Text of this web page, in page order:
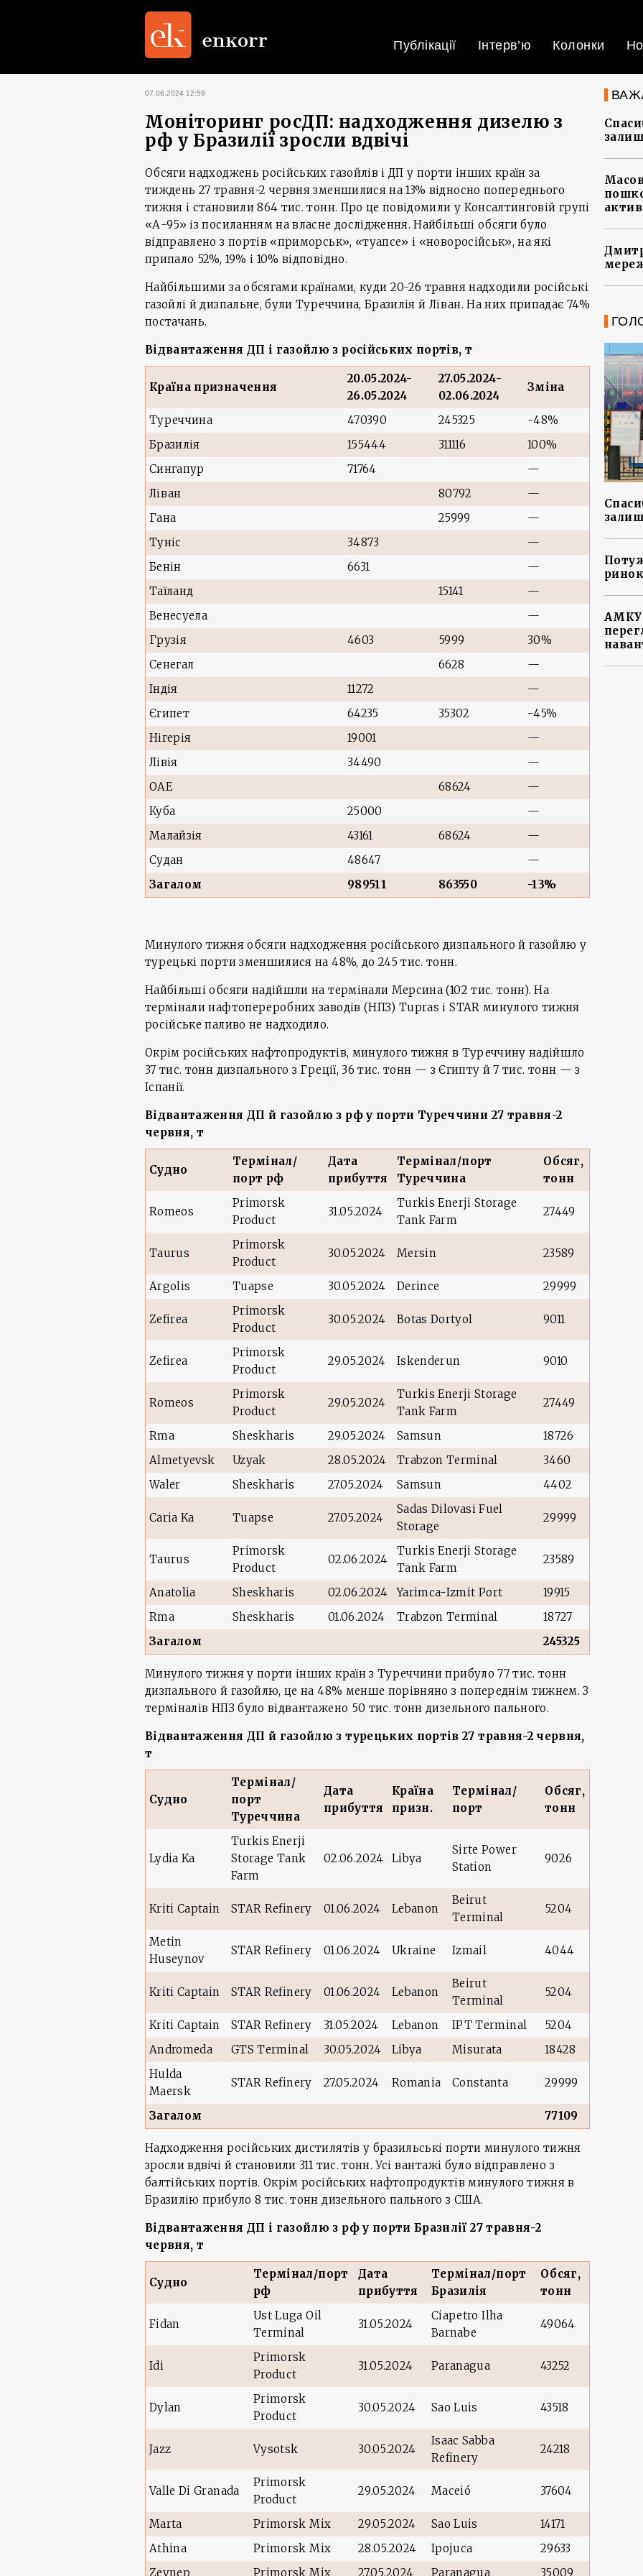
Публікації Інтерв’ю Колонки
07.06.2024 12:59
Моніторинг росДП: надходження дизелю з
рф у Бразилії зросли вдвічі
Обсяги надходжень російських газойлів і ДП у порти інших країн за
тиждень 27 травня-2 червня зменшилися на 13% відносно попереднього
тижня і становили 864 тис. тонн. Про це повідомили у Консалтинговій групі
«А-95» із посиланням на власне дослідження. Найбільші обсяги було
відправлено з портів «приморськ», «туапсе» і «новоросійськ», на які
припало 52%, 19% і 10% відповідно.
Найбільшими за обсягами країнами, куди 20-26 травня надходили російські
газойлі й дизпальне, були Туреччина, Бразилія й Ліван. На них припадає 74%
постачань.
Відвантаження ДП і газойлю з російських портів, т
Країна призначення
20.05.2024-
26.05.2024
27.05.2024-
02.06.2024
Зміна
Туреччина 470390 245325
-48%
Бразилія
155444 311116
100%
Сингапур
71764
—
Ліван
80792
—
Гана
25999
—
Туніс
34873
—
Бенін
6631
—
Таїланд
15141
—
Венесуела
—
Грузія
4603 5999
30%
Сенегал
6628
—
Індія
11272
—
Єгипет
64235 35302
-45%
Нігерія
19001
—
Лівія
34490
—
ОАЕ
68624
—
Куба
25000
—
Малайзія
43161 68624
—
Судан
48647
—
Загалом
989511 863550 -13%
Минулого тижня обсяги надходження російського дизпального й газойлю у
турецькі порти зменшилися на 48%, до 245 тис. тонн.
Найбільші обсяги надійшли на термінали Мерсина (102 тис. тонн). На
термінали нафтопереробних заводів (НПЗ) Tupras і STAR минулого тижня
російське паливо не надходило.
Окрім російських нафтопродуктів, минулого тижня в Туреччину надійшло
37 тис. тонн дизпального з Греції, 36 тис. тонн — з Єгипту й 7 тис. тонн — з
Іспанії.
Відвантаження ДП й газойлю з рф у порти Туреччини 27 травня-2
червня, т
Судно
Термінал/
порт рф
Дата
прибуття
Термінал/порт
Туреччина
Обсяг,
тонн
Romeos
Primorsk
Product
31.05.2024
Turkis Enerji Storage
Tank Farm
27449
Taurus
Primorsk
Product
30.05.2024 Mersin 23589
Argolis Tuapse 30.05.2024 Derince 29999
Zefirea
Primorsk
Product
30.05.2024 Botas Dortyol 9011
Zefirea
Primorsk
Product
29.05.2024 Iskenderun 9010
Romeos
Primorsk
Product
29.05.2024
Turkis Enerji Storage
Tank Farm
27449
Rma Sheskharis 29.05.2024 Samsun
18726
Almetyevsk
Uzyak 28.05.2024 Trabzon Terminal
3460
Waler
Sheskharis 27.05.2024 Samsun 4402
Caria Ka Tuapse 27.05.2024
Sadas Dilovasi Fuel
Storage
29999
Taurus
Primorsk
Product
02.06.2024
Turkis Enerji Storage
Tank Farm
23589
Anatolia Sheskharis 02.06.2024 Yarimca-Izmit Port
19915
Rma
Sheskharis 01.06.2024 Trabzon Terminal
18727
Загалом
245325
Минулого тижня у порти інших країн з Туреччини прибуло 77 тис. тонн
дизпального й газойлю, це на 48% менше порівняно з попереднім тижнем. З
терміналів НПЗ було відвантажено 50 тис. тонн дизельного пального.
Відвантаження ДП й газойлю з турецьких портів27 травня-2 червня,
т
Судно
Термінал/
порт
Туреччина
Дата
прибуття
Країна
призн.
Термінал/
порт
Обсяг,
тонн
Lydia Ka
Turkis Enerji
Storage Tank
Farm
02.06.2024 Libya
Sirte Power
Station
9026
Kriti Captain STAR Refinery 01.06.2024 Lebanon
Beirut
Terminal
5204
Metin
Huseynov
STAR Refinery 01.06.2024 Ukraine Izmail 4044
Kriti Captain STAR Refinery 01.06.2024 Lebanon
Beirut
Terminal
5204
Kriti Captain STAR Refinery 31.05.2024 Lebanon IPT Terminal
5204
Andromeda
GTS Terminal 30.05.2024 Libya Misurata
18428
Hulda
Maersk
STAR Refinery 27.05.2024 Romania Constanta 29999
Загалом 77109
Надходження російських дистилятів у бразильські порти минулого тижня
зросли вдвічі й становили 311 тис. тонн. Усі вантажі було відправлено з
балтійських портів. Окрім російських нафтопродуктів минулого тижня в
Бразилію прибуло 8 тис. тонн дизельного пального з США.
Відвантаження ДП і газойлю з рф у порти Бразилії27 травня-2
червня, т
Судно
Термінал/порт
рф
Дата
прибуття
Термінал/порт
Бразилія
Обсяг,
тонн
Fidan
Ust Luga Oil
Terminal
31.05.2024
Ciapetro Ilha
Barnabe
49064
Idi
Primorsk
Product
31.05.2024 Paranagua 43252
Dylan
Primorsk
Product
30.05.2024 Sao Luis 43518
Jazz Vysotsk 30.05.2024
Isaac Sabba
Refinery
24218
Valle Di Granada
Primorsk
Product
29.05.2024 Maceió 37604
Marta Primorsk Mix 29.05.2024 Sao Luis
14171
Athina
Primorsk Mix 28.05.2024 Ipojuca
29633
Zeynep
Primorsk Mix 27.05.2024 Paranagua 35009
АМКУ